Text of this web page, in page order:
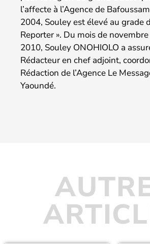
l’affecte à l’Agence de
2004, Souley est élevé au grade
Reporter ». Du mois de
2010, Souley ONOHIOLO a
Rédacteur en chef adjoint,
Rédaction de l’Agence Le
Yaoundé.